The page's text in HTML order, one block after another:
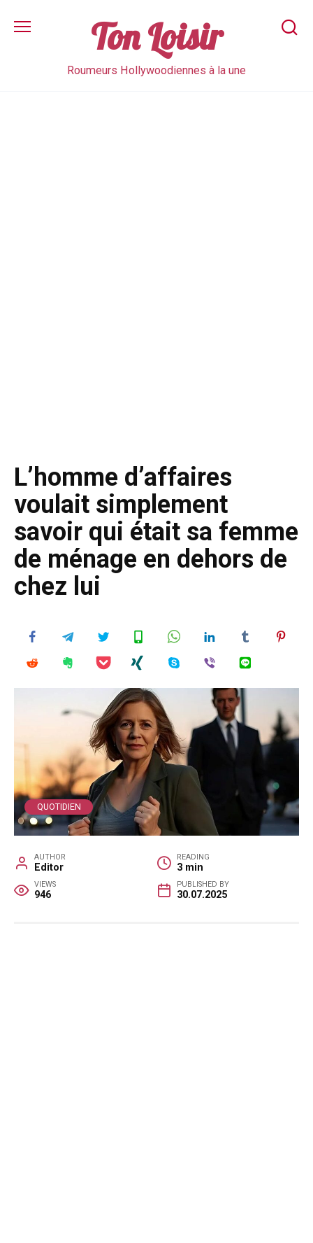
content
Ton Loisir
Roumeurs Hollywoodiennes à la une
L’homme d’affaires
voulait simplement
savoir qui était sa femme
de ménage en dehors de
chez lui
QUOTIDIEN
AUTHOR
Editor
READING
3 min
VIEWS
946
PUBLISHED BY
30.07.2025